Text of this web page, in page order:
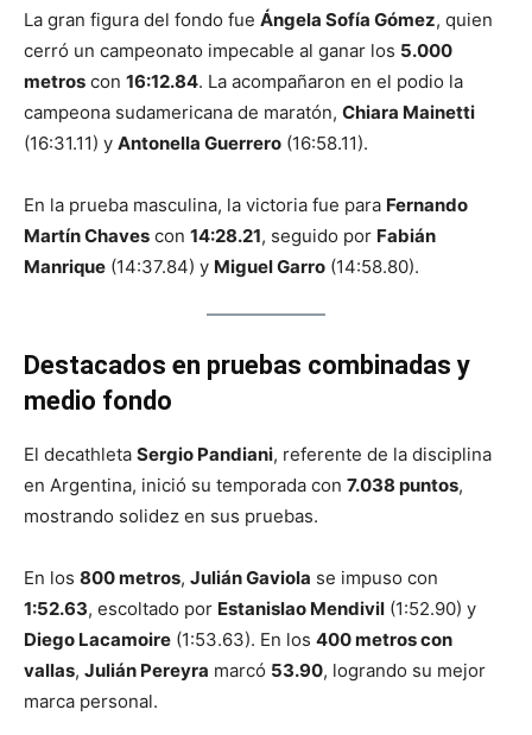
La gran figura del fondo fue Ángela Sofía Gómez, quien
cerró un campeonato impecable al ganar los 5.000
metros con 16:12.84. La acompañaron en el podio la
campeona sudamericana de maratón, Chiara Mainetti
(16:31.11) y Antonella Guerrero (16:58.11).
En la prueba masculina, la victoria fue para Fernando
Martín Chaves con 14:28.21, seguido por Fabián
Manrique (14:37.84) y Miguel Garro (14:58.80).
Destacados en pruebas combinadas y
medio fondo
El decathleta Sergio Pandiani, referente de la disciplina
en Argentina, inició su temporada con 7.038 puntos,
mostrando solidez en sus pruebas.
En los 800 metros, Julián Gaviola se impuso con
1:52.63, escoltado por Estanislao Mendivil (1:52.90) y
Diego Lacamoire (1:53.63). En los 400 metros con
vallas, Julián Pereyra marcó 53.90, logrando su mejor
marca personal.